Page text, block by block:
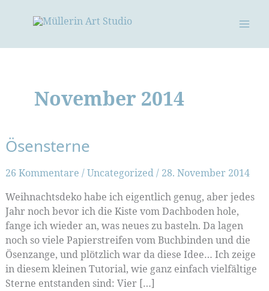
November 2014
Ösensterne
26 Kommentare /Uncategorized/ 28. November 2014
Weihnachtsdeko habe ich eigentlich genug, aber jedes
Jahr noch bevor ich die Kiste vom Dachboden hole,
fange ich wieder an, was neues zu basteln. Da lagen
noch so viele Papierstreifen vom Buchbinden und die
Ösenzange, und plötzlich war da diese Idee… Ich zeige
in diesem kleinen Tutorial, wie ganz einfach vielfältige
Sterne entstanden sind: Vier […]